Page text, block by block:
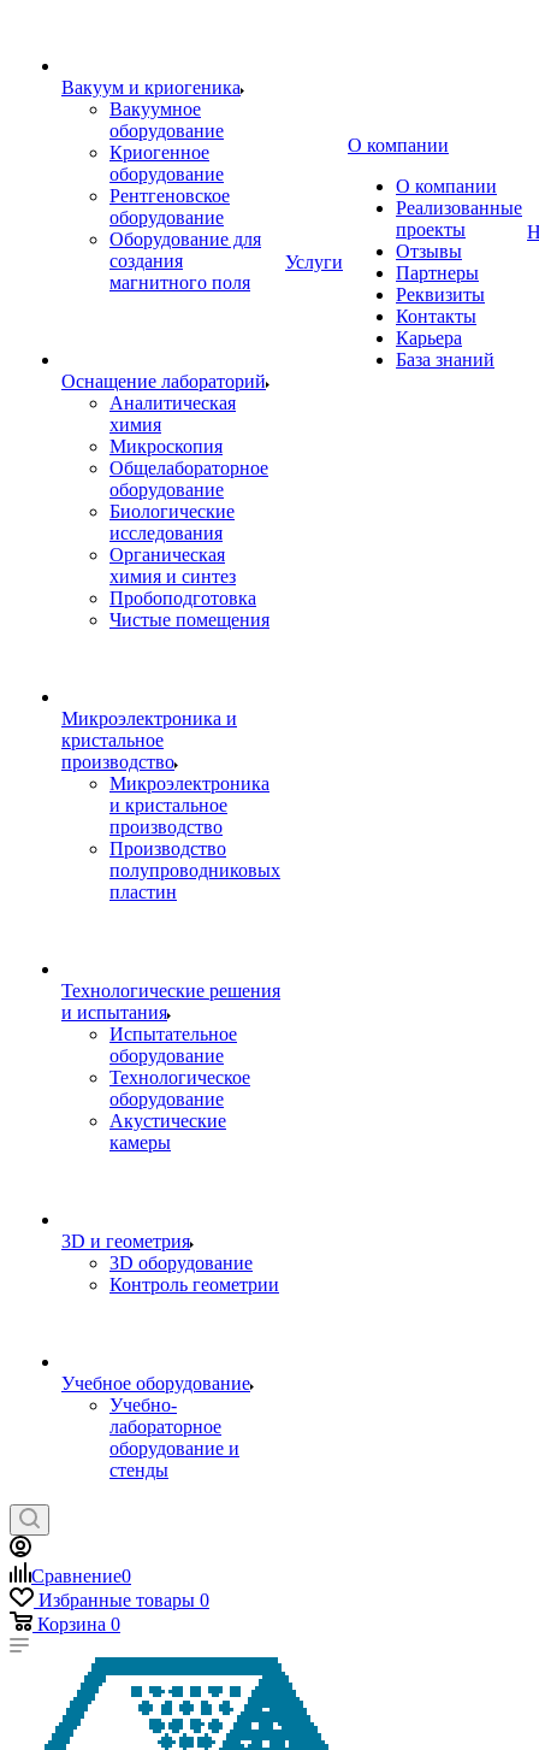
Вакуум и криогеника
Вакуумное
оборудование
Криогенное
оборудование
Рентгеновское
оборудование
Оборудование для
создания
магнитного поля
Оснащение лабораторий
Аналитическая
химия
Микроскопия
Общелабораторное
оборудование
Биологические
исследования
Органическая
химия и синтез
Пробоподготовка
Чистые помещения
Микроэлектроника и
кристальное
производство
Микроэлектроника
и кристальное
производство
Производство
полупроводниковых
пластин
Технологические решения
и испытания
Испытательное
оборудование
Технологическое
оборудование
Акустические
камеры
3D и геометрия
3D оборудование
Контроль геометрии
Учебное оборудование
Учебно-
лабораторное
оборудование и
стенды
Услуги
О компании
О компании
Реализованные
проекты
Отзывы
Партнеры
Реквизиты
Контакты
Карьера
База знаний
Сравнение0
Избранные товары 0
Корзина 0